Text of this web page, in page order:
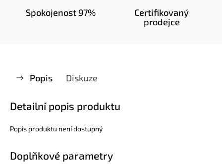
Spokojenost 97%
Certifikovaný
prodejce
Popis Diskuze
Detailní popis produktu
Popis produktu není dostupný
Doplňkové parametry